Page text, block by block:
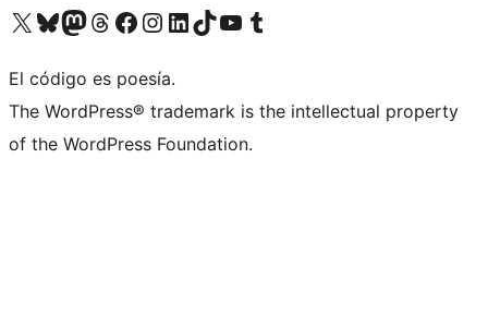
Visit our X (formerly Twitter) account
Visit our Bluesky account
Visita nuestra cuenta de Twitter
Visit our Threads account
Visita nuestra página de Facebook
Visite nuestra cuenta de Instagram
Visit our LinkedIn account
Visit our TikTok account
Visit our YouTube channel
Visit our Tumblr account
El código es poesía.
The WordPress® trademark is the intellectual property
of the WordPress Foundation.